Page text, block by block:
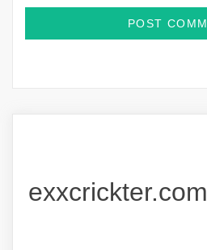
exxcrickter.com